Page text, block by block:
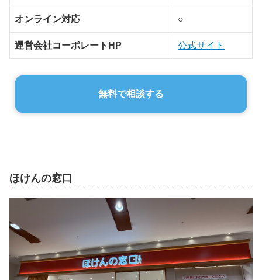
オンライン対応 ○
運営会社コーポレートHP 公式サイト
無料で相談する
ほけんの窓口